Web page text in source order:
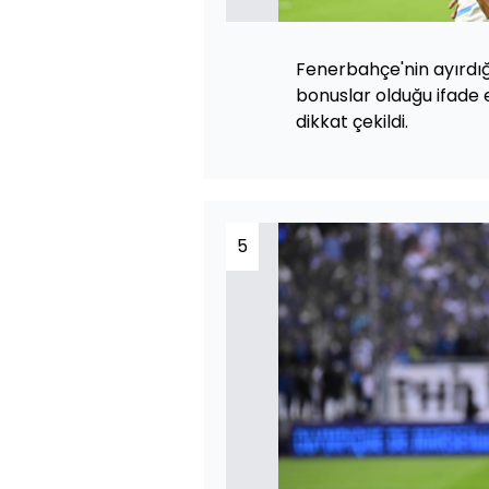
Fenerbahçe'nin
bonuslar olduğu ifade
dikkat çekildi.
5